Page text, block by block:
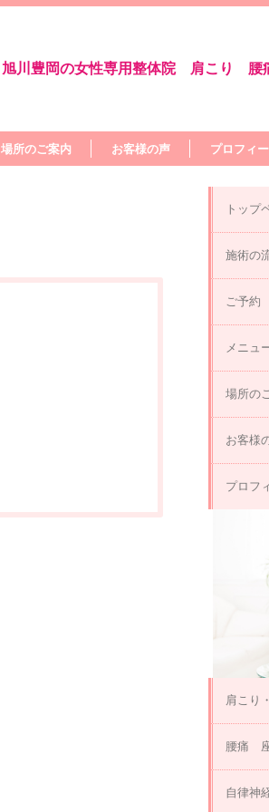
旭川豊岡の女性専用整体院 肩こり
場所のご案内 お客様の声 プロフィ
トップ
施術の
ご予約
メニュ
場所の
お客様
プロフ
肩こり
腰痛
自律神